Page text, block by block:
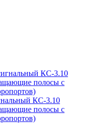
КС-3.10
полосы с